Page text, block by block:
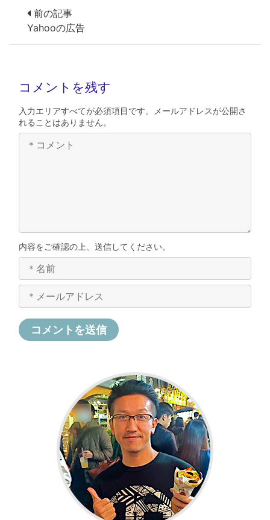
前の記事
Yahooの広告
コメントを残す
入力エリアすべてが必須項目です。メールアドレスが公開さ
れることはありません。
内容をご確認の上、送信してください。